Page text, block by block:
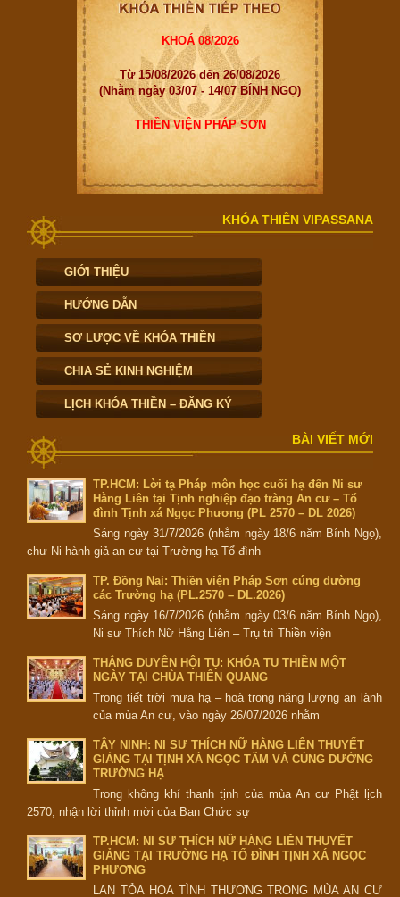
KHOÁ 08/2026
Từ 15/08/2026 đến 26/08/2026
(Nhằm ngày 03/07 - 14/07 BÍNH NGỌ)
THIỀN VIỆN PHÁP SƠN
KHÓA THIỀN VIPASSANA
GIỚI THIỆU
HƯỚNG DẪN
SƠ LƯỢC VỀ KHÓA THIỀN
CHIA SẺ KINH NGHIỆM
LỊCH KHÓA THIỀN – ĐĂNG KÝ
BÀI VIẾT MỚI
TP.HCM: Lời tạ Pháp môn học cuối hạ đến Ni sư
Hằng Liên tại Tịnh nghiệp đạo tràng An cư – Tổ
đình Tịnh xá Ngọc Phương (PL 2570 – DL 2026)
Sáng ngày 31/7/2026 (nhằm ngày 18/6 năm Bính Ngọ),
chư Ni hành giả an cư tại Trường hạ Tổ đình
TP. Đồng Nai: Thiền viện Pháp Sơn cúng dường
các Trường hạ (PL.2570 – DL.2026)
Sáng ngày 16/7/2026 (nhằm ngày 03/6 năm Bính Ngọ),
Ni sư Thích Nữ Hằng Liên – Trụ trì Thiền viện
THẮNG DUYÊN HỘI TỤ: KHÓA TU THIỀN MỘT
NGÀY TẠI CHÙA THIÊN QUANG
Trong tiết trời mưa hạ – hoà trong năng lượng an lành
của mùa An cư, vào ngày 26/07/2026 nhằm
TÂY NINH: NI SƯ THÍCH NỮ HẰNG LIÊN THUYẾT
GIẢNG TẠI TỊNH XÁ NGỌC TÂM VÀ CÚNG DƯỜNG
TRƯỜNG HẠ
Trong không khí thanh tịnh của mùa An cư Phật lịch
2570, nhận lời thỉnh mời của Ban Chức sự
TP.HCM: NI SƯ THÍCH NỮ HẰNG LIÊN THUYẾT
GIẢNG TẠI TRƯỜNG HẠ TỔ ĐÌNH TỊNH XÁ NGỌC
PHƯƠNG
LAN TỎA HOA TÌNH THƯƠNG TRONG MÙA AN CƯ